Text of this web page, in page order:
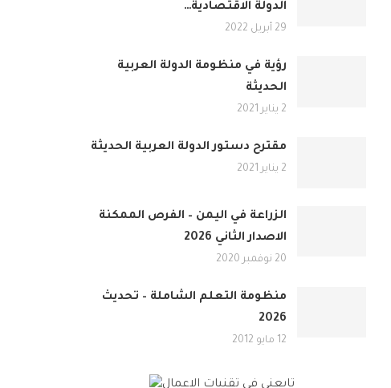
الدولة الاقتصادية…
29 أبريل 2022
رؤية في منظومة الدولة العربية
الحديثة
2 يناير 2021
مقترح دستور الدولة العربية الحديثة
2 يناير 2021
الزراعة في اليمن – الفرص الممكنة
الاصدار الثاني 2026
20 نوفمبر 2020
منظومة التعلم الشاملة – تحديث
2026
12 مايو 2012